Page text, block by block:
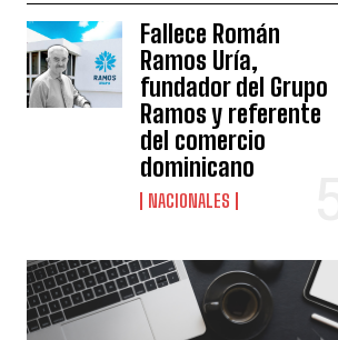
Fallece Román
Ramos Uría,
fundador del Grupo
Ramos y referente
del comercio
dominicano
NACIONALES